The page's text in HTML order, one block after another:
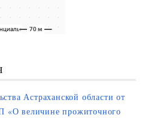
Астраханской области от
«О величине прожиточного